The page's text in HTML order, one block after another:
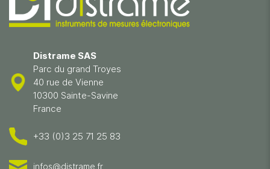
Distrame SAS
Parc du grand Troyes
40 rue de Vienne
10300 Sainte-Savine
France
+33 (0)3 25 71 25 83
infos@distrame.fr